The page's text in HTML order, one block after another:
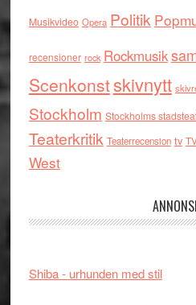
Musikvideo Opera Politik
recensioner rock Rockmusik
Scenkonstskivnytt
Stockholm Stockholms
Teaterkritik Teaterrecension tv
West
Shiba - urhunden med stil